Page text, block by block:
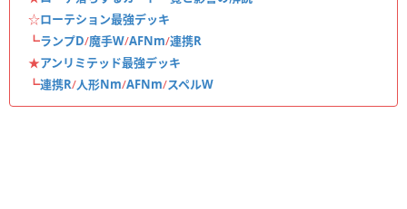
☆ローテション最強デッキ
┗ランプD/魔手W/AFNm/連携R
★アンリミテッド最強デッキ
┗連携R/人形Nm/AFNm/スペルW